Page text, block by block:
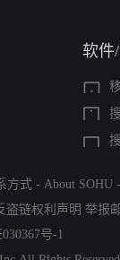
软件
方式 - About SOHU -
盗链权利声明 举报
号-1